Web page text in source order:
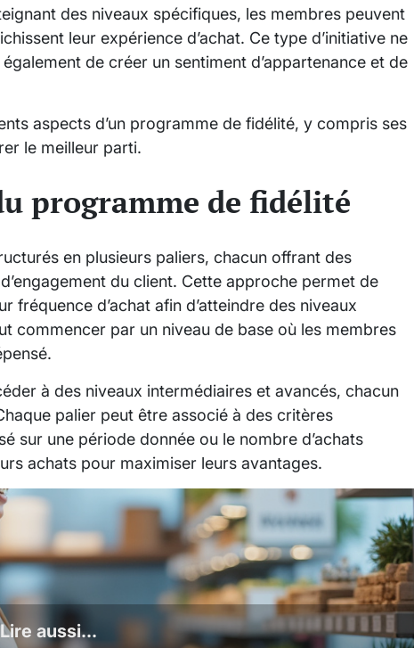
des niveaux spécifiques, les membres peuvent
leur expérience d’achat. Ce type d’initiative ne
de créer un sentiment d’appartenance et de
aspects d’un programme de fidélité, y compris ses
le meilleur parti.
programme de fidélité
en plusieurs paliers, chacun offrant des
du client. Cette approche permet de
d’achat afin d’atteindre des niveaux
commencer par un niveau de base où les membres
à des niveaux intermédiaires et avancés, chacun
palier peut être associé à des critères
sur une période donnée ou le nombre d’achats
achats pour maximiser leurs avantages.
Lire aussi...